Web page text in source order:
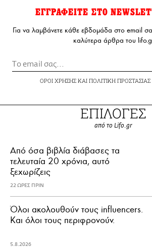
ΕΓΓΡΑΦΕΙΤΕ ΣΤΟ
Για να λαμβάνετε κάθε εβδομάδα στο email
καλύτερα άρθρα του
ΟΡΟΙ ΧΡΗΣΗΣΚΑΙ ΠΟΛΙΤΙΚΗ
ΕΠΙΛΟΓΕΣ
από το Lifo.gr
Από όσα βιβλία διάβασες τα
τελευταία 20 χρόνια, αυτό
ξεχωρίζεις
22 ΩΡΕΣ ΠΡΙΝ
Όλοι ακολουθούν τους influencers.
Και όλοι τους περιφρονούν.
5.8.2026